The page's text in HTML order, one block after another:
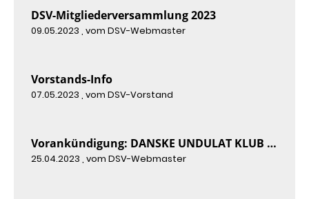
DSV-Mitgliederversammlung 2023
09.05.2023 , vom DSV-Webmaster
Vorstands-Info
07.05.2023 , vom DSV-Vorstand
Vorankündigung: DANSKE UNDULAT KLUB - DM 2023
25.04.2023 , vom DSV-Webmaster